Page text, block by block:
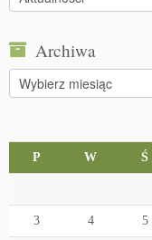
Archiwa
Archiwa
P W Ś
3 4 5